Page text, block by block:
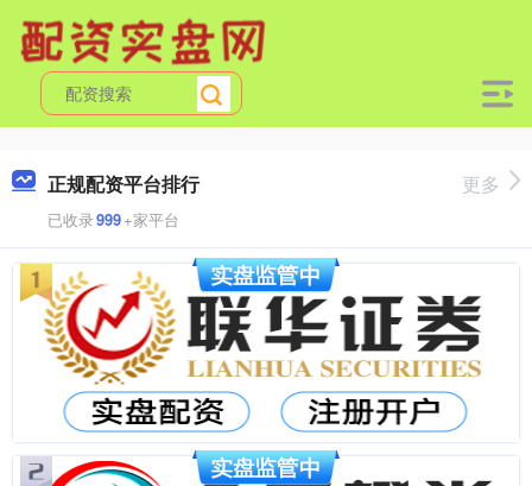
正规配资平台排行
已收录999+家平台
更多